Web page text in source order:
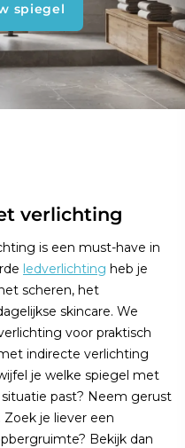
spiegel
verlichting
is een must-have in
ledverlichting heb je
scheren, het
skincare. We
voor praktisch
indirecte verlichting
je welke spiegel met
past? Neem gerust
je liever een
Bekijk dan